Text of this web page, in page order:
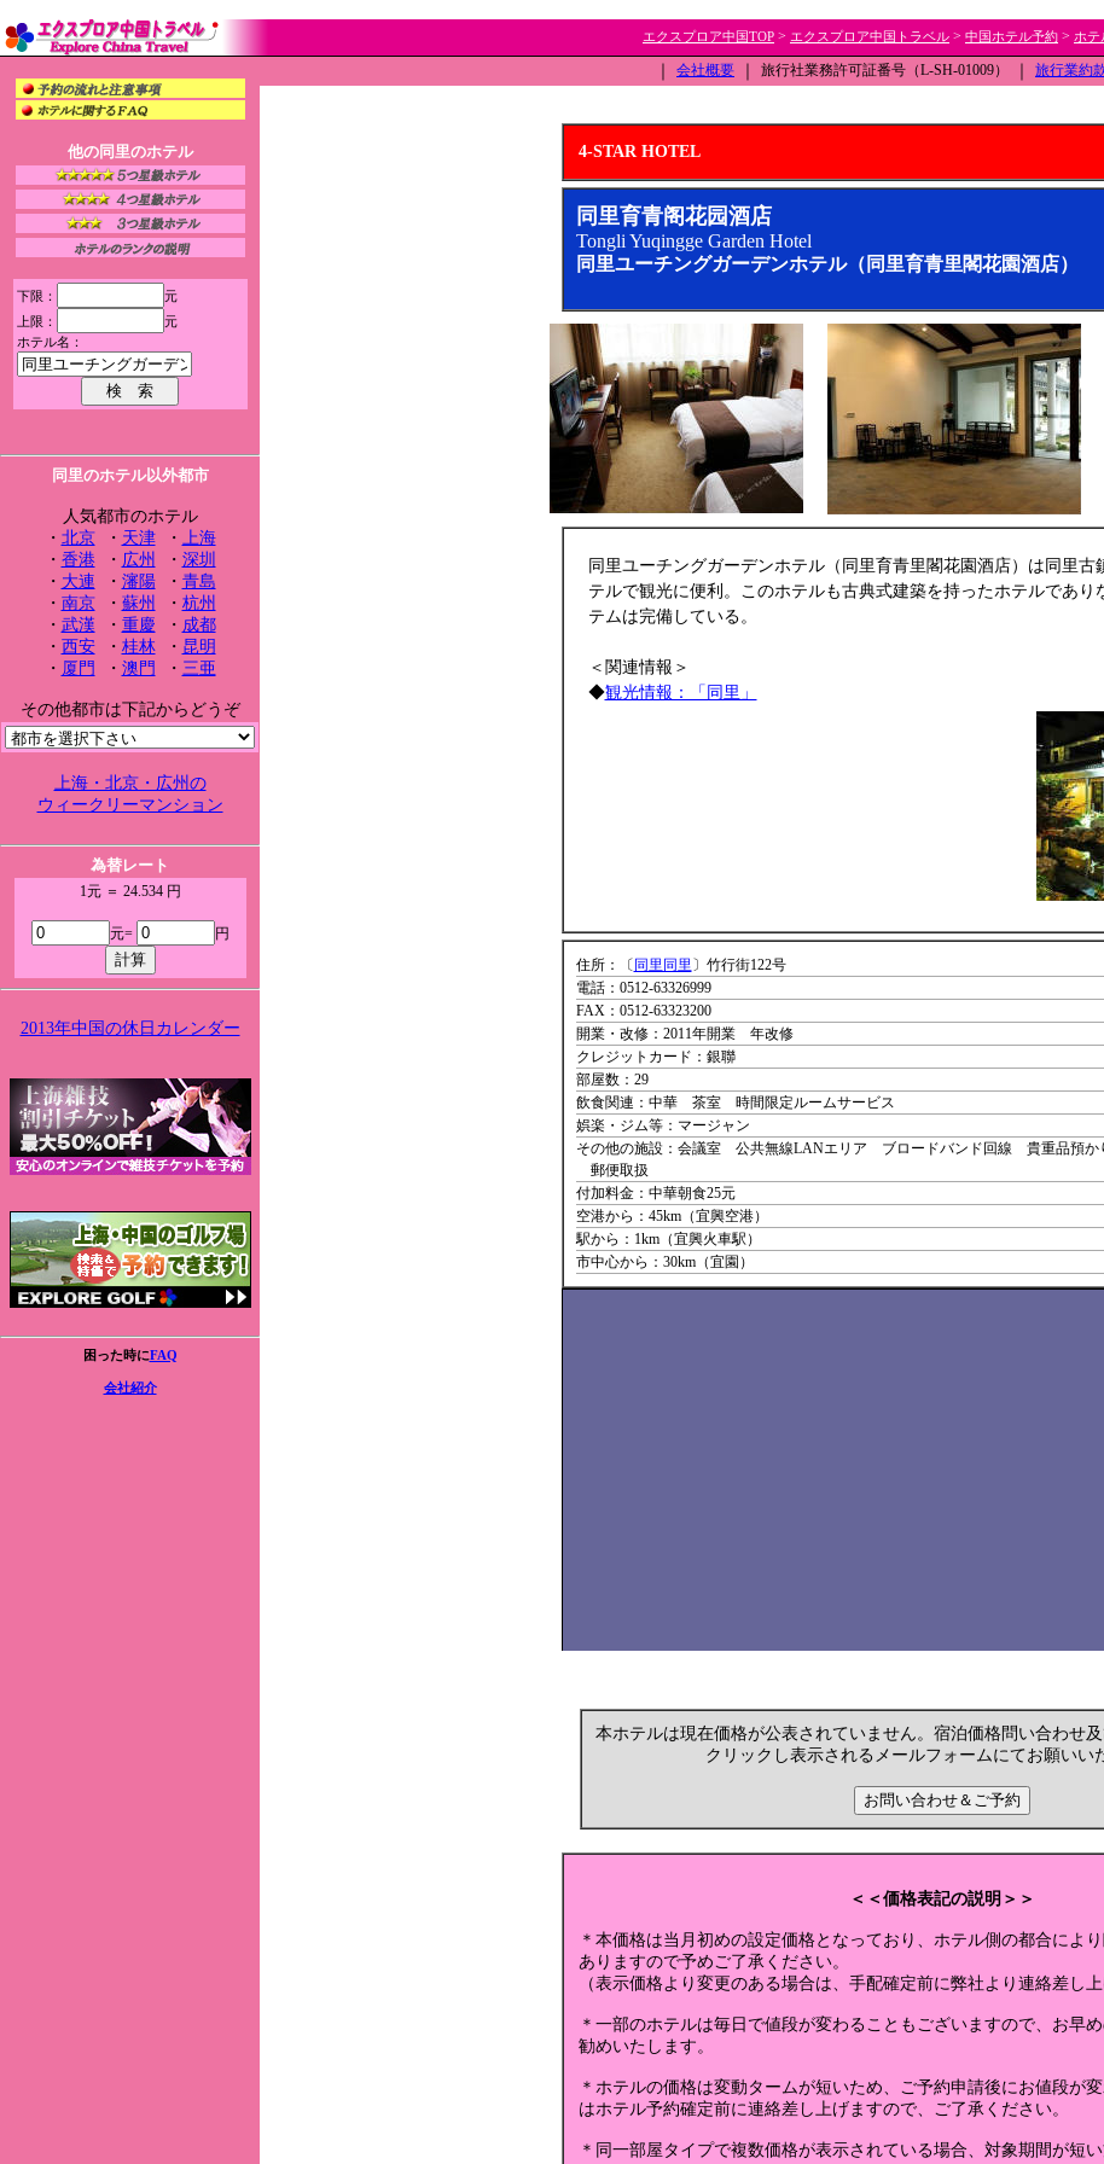
エクスプロア中国TOP > エクスプロア中国トラベル > 中国ホテル予約 > ホテ
他の同里のホテル
下限：
元
上限：
元
ホテル名：
同里のホテル以外都市
人気都市のホテル
・ 北京・ 天津・ 上海
・ 香港・ 広州 ・ 深圳
・ 大連 ・ 瀋陽・ 青島
・ 南京・ 蘇州 ・ 杭州
・ 武漢 ・ 重慶 ・ 成都
・ 西安・ 桂林・ 昆明
・ 厦門 ・ 澳門 ・ 三亜
その他都市は下記からどうぞ
上海・北京・広州の
ウィークリーマンション
為替レート
1元 ＝ 24.534 円
元= 円
2013年中国の休日カレンダー
困った時にFAQ
会社紹介
会社概要 旅行社業務許可証番号（L-SH-01009） 旅行業約
4-STAR HOTEL
同里育青阁花园酒店
Tongli Yuqingge Garden Hotel
同里ユーチングガーデンホテル（同里育青里閣花園酒店）
同里ユーチングガーデンホテル（同里育青里閣花園酒店）は同里古
テルで観光に便利。このホテルも古典式建築を持ったホテルであり
テムは完備している。
＜関連情報＞
◆観光情報：「同里」
住所：〔 同里同里 〕竹行街122号
電話：0512-63326999
FAX：0512-63323200
開業・改修：2011年開業 年改修
クレジットカード：銀聯
部屋数：29
飲食関連：中華 茶室 時間限定ルームサービス
娯楽・ジム等：マージャン
その他の施設：会議室 公共無線LANエリア ブロードバンド回線 貴重品預
郵便取扱
付加料金：中華朝食25元
空港から：45km（宜興空港）
駅から：1km（宜興火車駅）
市中心から：30km（宜園）
本ホテルは現在価格が公表されていません。宿泊価格問い合わせ
クリックし表示されるメールフォームにてお願いい
＜＜価格表記の説明＞＞
＊本価格は当月初めの設定価格となっており、ホテル側の都合によ
ありますので予めご了承ください。
（表示価格より変更のある場合は、手配確定前に弊社より連絡差し上
＊一部のホテルは毎日で値段が変わることもございますので、お早
勧めいたします。
＊ホテルの価格は変動タームが短いため、ご予約申請後にお値段が
はホテル予約確定前に連絡差し上げますので、ご了承ください。
＊同一部屋タイプで複数価格が表示されている場合、対象期間が短い